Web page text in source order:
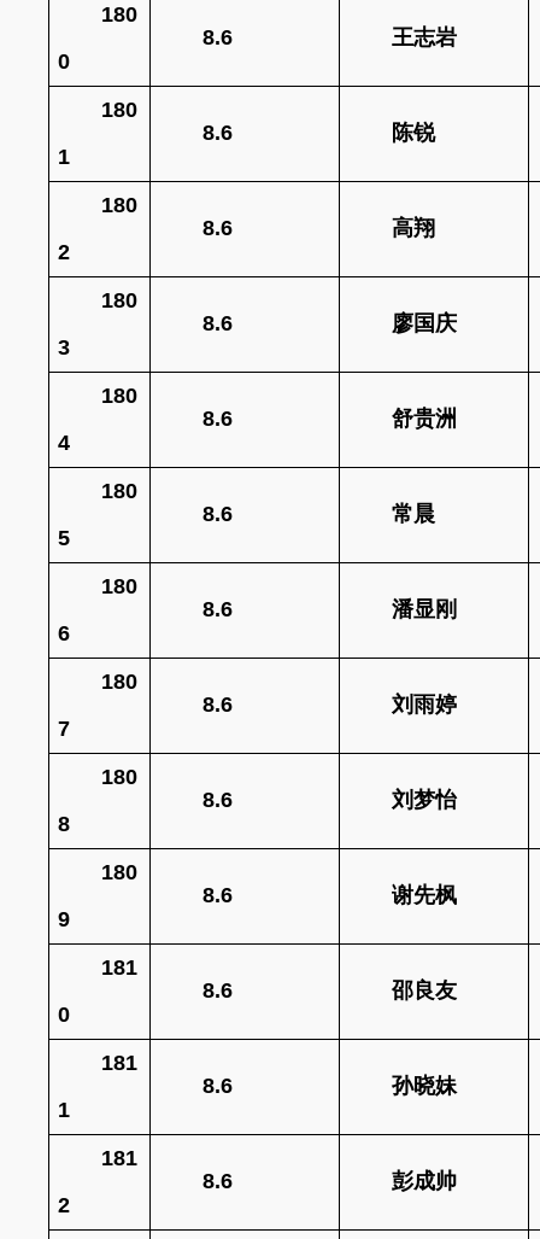
180
0
8.6 王志岩
180
1
8.6 陈锐
180
2
8.6 高翔
180
3
8.6 廖国庆
180
4
8.6 舒贵洲
180
5
8.6 常晨
180
6
8.6 潘显刚
180
7
8.6 刘雨婷
180
8
8.6 刘梦怡
180
9
8.6 谢先枫
181
0
8.6 邵良友
181
1
8.6 孙晓妹
181
2
8.6 彭成帅